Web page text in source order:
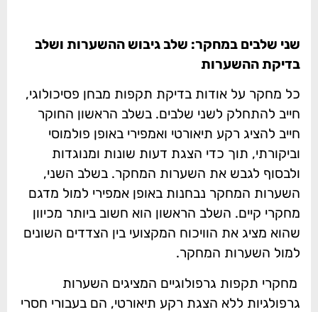
שני שלבים במחקר: שלב גיבוש ההשערות ושלב
בדיקת ההשערות
כל מחקר על אודות בדיקת תקפות מבחן פסיכולוגי,
חייב להתחלק לשני שלבים. בשלב הראשון החוקר
חייב להציג רקע תיאורטי ואמפירי באופן פולמוסי
וביקורתי, תוך כדי הצגת דעות שונות ומנוגדות
ולבסוף לגבש את השערות המחקר. בשלב השני,
השערות המחקר נבחנות באופן אמפירי למול מדגם
מחקרי קיים. השלב הראשון הוא חשוב ביותר מכיוון
שהוא מציג את הוויכוח המקצועי בין הצדדים השונים
למול השערות המחקר.
מחקרי תקפות גרפולוגיים המציגים השערות
גרפולגיות ללא הצגת רקע תיאורטי, הם בעבורי חסרי